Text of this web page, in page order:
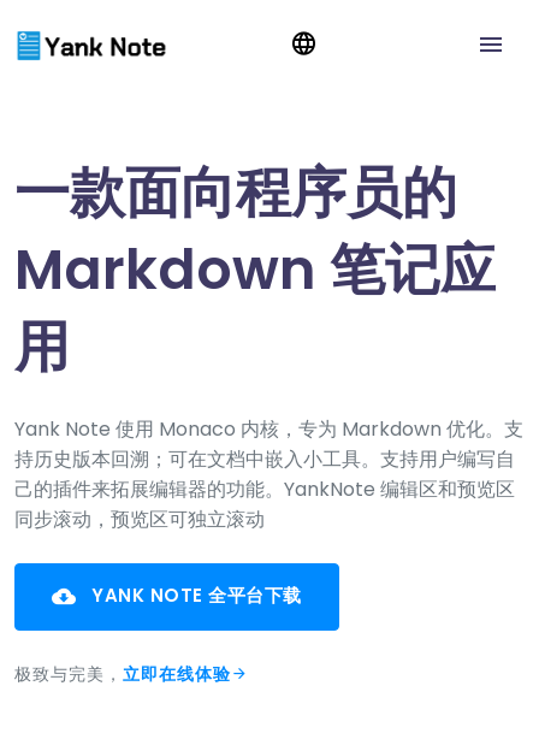
一款面向程序员的
Markdown 笔记应
用
Yank Note 使用 Monaco 内核，专为 Markdown 优化。支
持历史版本回溯；可在文档中嵌入小工具。支持用户编写自
己的插件来拓展编辑器的功能。YankNote 编辑区和预览区
同步滚动，预览区可独立滚动
YANK NOTE 全平台下载
极致与完美， 立即在线体验